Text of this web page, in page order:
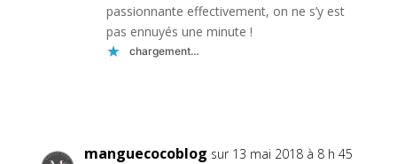
passionnante effectivement, on ne s’y est
pas ennuyés une minute !
chargement…
manguecocoblog sur 13 mai 2018 à 8 h 45